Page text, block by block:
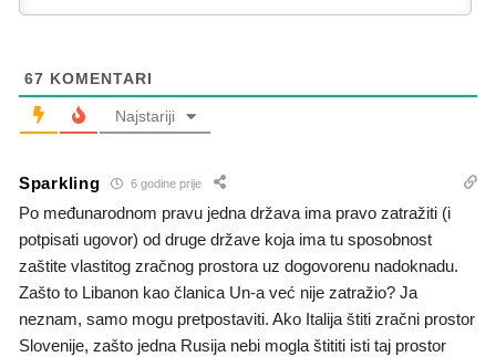
67 KOMENTARI
Najstariji
Sparkling 6 godine prije
Po međunarodnom pravu jedna država ima pravo zatražiti (i
potpisati ugovor) od druge države koja ima tu sposobnost
zaštite vlastitog zračnog prostora uz dogovorenu nadoknadu.
Zašto to Libanon kao članica Un-a već nije zatražio? Ja
neznam, samo mogu pretpostaviti. Ako Italija štiti zračni prostor
Slovenije, zašto jedna Rusija nebi mogla štititi isti taj prostor